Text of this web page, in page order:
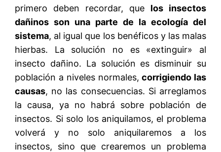
primero deben recordar, que los insectos
dañinos son una parte de la ecología del
sistema, al igual que los benéficos y las malas
hierbas. La solución no es «extinguir» al
insecto dañino. La solución es disminuir su
población a niveles normales, corrigiendo las
causas, no las consecuencias. Si arreglamos
la causa, ya no habrá sobre población de
insectos. Si solo los aniquilamos, el problema
volverá y no solo aniquilaremos a los
insectos, sino que crearemos un problema